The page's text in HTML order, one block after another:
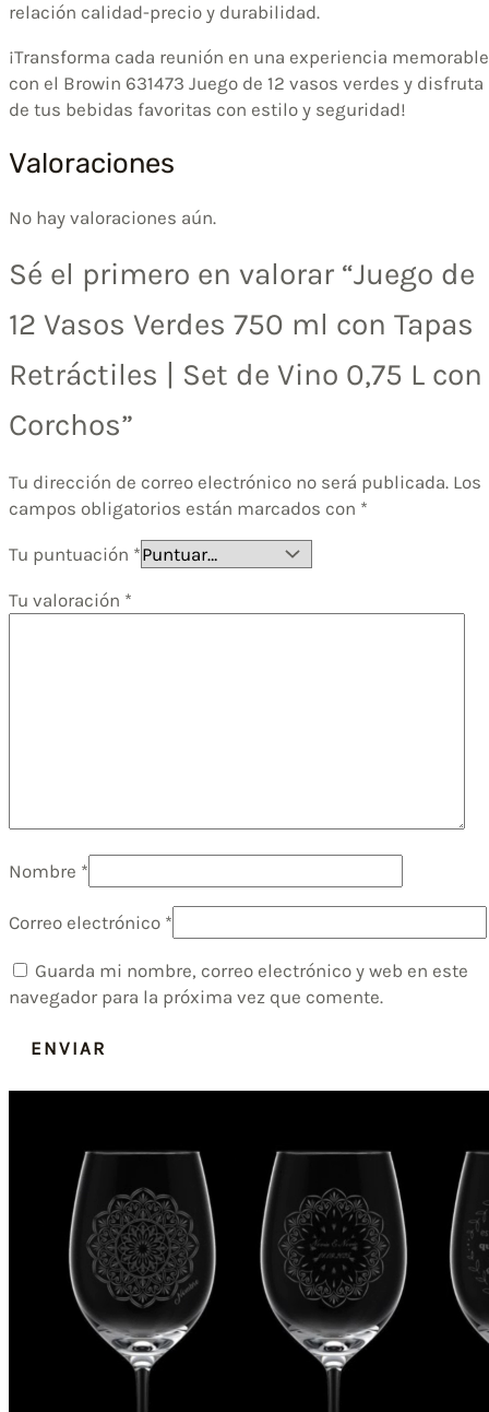
relación calidad-precio y durabilidad.
¡Transforma cada reunión en una experiencia memorable
con el Browin 631473 Juego de 12 vasos verdes y disfruta
de tus bebidas favoritas con estilo y seguridad!
Valoraciones
No hay valoraciones aún.
Sé el primero en valorar “Juego de
12 Vasos Verdes 750 ml con Tapas
Retráctiles | Set de Vino 0,75 L con
Corchos”
Tu dirección de correo electrónico no será publicada. Los
campos obligatorios están marcados con *
Tu puntuación *
Tu valoración *
Nombre *
Correo electrónico *
Guarda mi nombre, correo electrónico y web en este
navegador para la próxima vez que comente.